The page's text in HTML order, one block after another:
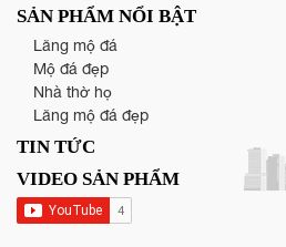
SẢN PHẨM NỔI BẬT
Lăng mộ đá
Mộ đá đẹp
Nhà thờ họ
Lăng mộ đá đẹp
TIN TỨC
VIDEO SẢN PHẨM